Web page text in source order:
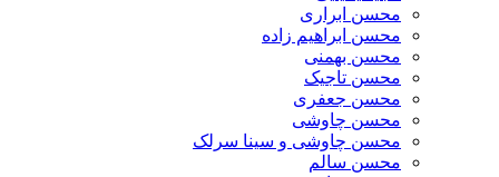
محسن ابراری
محسن ابراهیم زاده
محسن بهمنی
محسن تاجیک
محسن جعفری
محسن چاوشی
محسن چاوشی و سینا سرلک
محسن سالم